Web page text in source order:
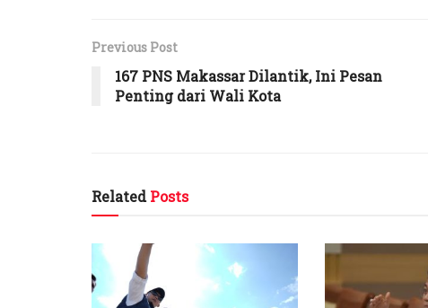
Previous Post
167 PNS Makassar Dilantik, Ini Pesan
Penting dari Wali Kota
RelatedPosts